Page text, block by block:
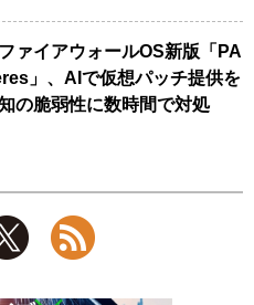
ァイアウォールOS新版「PA
」、AIで仮想パッチ提供を
の脆弱性に数時間で対処